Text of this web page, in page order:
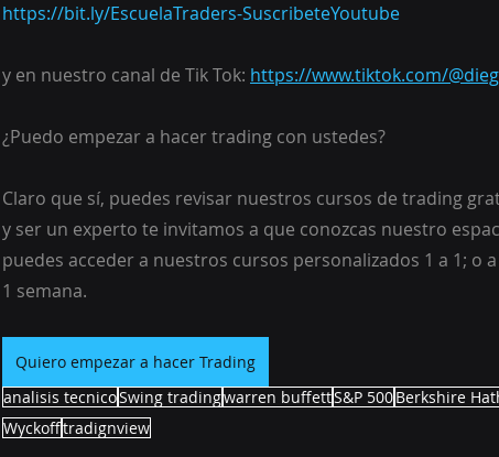
https://bit.ly/EscuelaTraders-SuscribeteYoutube
y en nuestro canal de Tik Tok: https://www.tiktok.com/
¿Puedo empezar a hacer trading con ustedes?
Claro que sí, puedes revisar nuestros cursos de trading
y ser un experto te invitamos a que conozcas nuestro
puedes acceder a nuestros cursos personalizados 1 a 1; o
1 semana.
Quiero empezar a hacer Trading
analisis tecnicoSwing tradingwarren buffettS&P 500Berkshire
Wyckofftradignview